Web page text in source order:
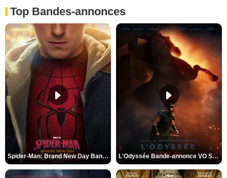
Top Bandes-annonces
Spider-Man: Brand New Day Bande-annonce VO STFR L'Odyssée Bande-annonce VO STFR